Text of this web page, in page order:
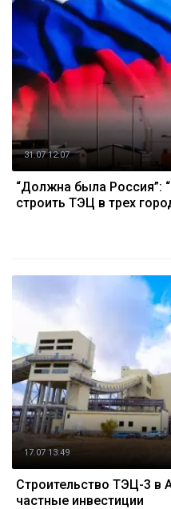
31.07 12:07
“Должна была Россия”:
строить ТЭЦ в трех
17.07 13:49
Строительство ТЭЦ-3 в
частные инвестиции